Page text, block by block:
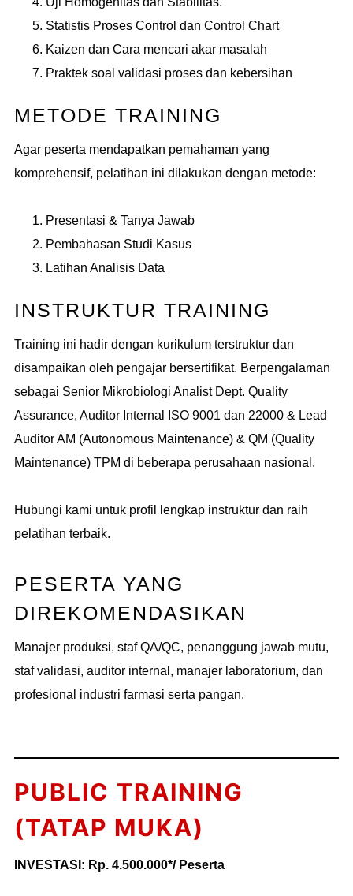
Statistis Proses Control dan Control Chart
Kaizen dan Cara mencari akar masalah
Praktek soal validasi proses dan kebersihan
METODE TRAINING
Agar peserta mendapatkan pemahaman yang
komprehensif, pelatihan ini dilakukan dengan metode:
Presentasi & Tanya Jawab
Pembahasan Studi Kasus
Latihan Analisis Data
INSTRUKTUR TRAINING
Training ini hadir dengan kurikulum terstruktur dan
disampaikan oleh pengajar bersertifikat. Berpengalaman
sebagai Senior Mikrobiologi Analist Dept. Quality
Assurance, Auditor Internal ISO 9001 dan 22000 & Lead
Auditor AM (Autonomous Maintenance) & QM (Quality
Maintenance) TPM di beberapa perusahaan nasional.
Hubungi kami untuk profil lengkap instruktur dan raih
pelatihan terbaik.
PESERTA YANG
DIREKOMENDASIKAN
Manajer produksi, staf QA/QC, penanggung jawab mutu,
staf validasi, auditor internal, manajer laboratorium, dan
profesional industri farmasi serta pangan.
PUBLIC TRAINING
(TATAP MUKA)
INVESTASI: Rp. 4.500.000*/ Peserta